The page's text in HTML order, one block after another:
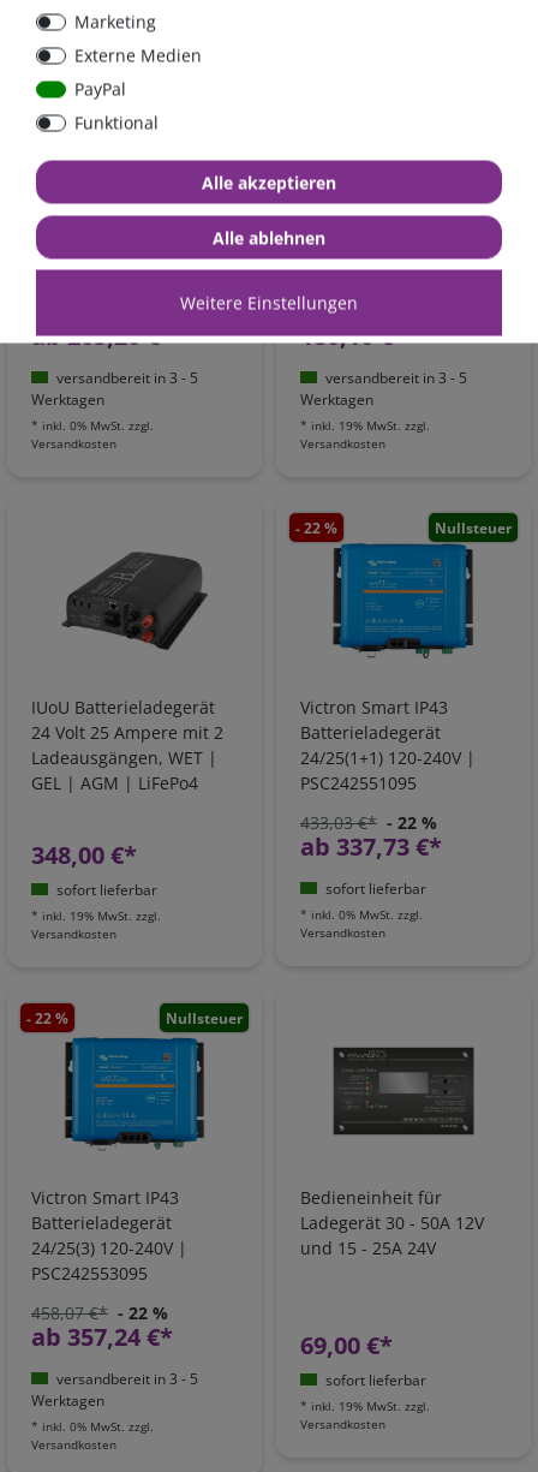
- 22 %
Victron Smart IP43
Batterieladegerät
24/16(1+1) 120-240V |
PSC241651095
ab 265,20 €*
versandbereit in 3 - 5
Werktagen
* inkl. 0% MwSt. zzgl.
Versandkosten
Victron Blue Smart IP22
Batterieladegerät
24/16(3) 230V |
BPC241648002
230,90 €*
180,10 €*
versandbereit in 3 - 5
Werktagen
* inkl. 19% MwSt. zzgl.
Versandkosten
IUoU Batterieladegerät
24 Volt 25 Ampere mit 2
Ladeausgängen, WET |
GEL | AGM | LiFePo4
348,00 €*
sofort lieferbar
* inkl. 19% MwSt. zzgl.
Versandkosten
- 22 % Nullsteuer
Victron Smart IP43
Batterieladegerät
24/25(1+1) 120-240V |
PSC242551095
433,03 €* - 22 %
ab 337,73 €*
sofort lieferbar
* inkl. 0% MwSt. zzgl.
Versandkosten
- 22 % Nullsteuer
Victron Smart IP43
Batterieladegerät
24/25(3) 120-240V |
PSC242553095
458,07 €* - 22 %
ab 357,24 €*
versandbereit in 3 - 5
Werktagen
* inkl. 0% MwSt. zzgl.
Versandkosten
Bedieneinheit für
Ladegerät 30 - 50A 12V
und 15 - 25A 24V
69,00 €*
sofort lieferbar
* inkl. 19% MwSt. zzgl.
Versandkosten
Marketing
Externe Medien
PayPal
Funktional
Weitere Einstellungen
Alle akzeptieren
Alle ablehnen